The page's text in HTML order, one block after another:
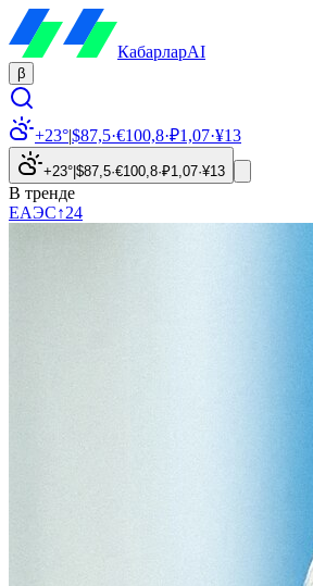
КабарларAI
β
+23°|$87,5·€100,8·₽1,07·¥13
+23° $87,5·€100,8·₽1,07·¥13
В тренде
ЕАЭС↑24